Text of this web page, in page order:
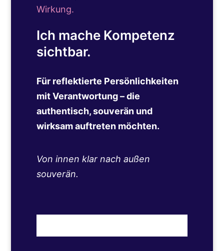
Wirkung.
Ich mache Kompetenz
sichtbar.
Für reflektierte Persönlichkeiten
mit Verantwortung – die
authentisch, souverän und
wirksam auftreten möchten.
Von innen klar nach außen
souverän.